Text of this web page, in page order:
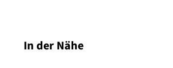
In der Nähe